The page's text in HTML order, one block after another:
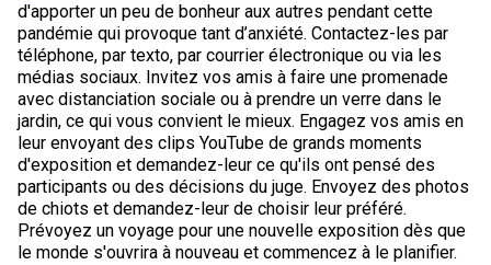
d'apporter un peu de bonheur aux autres pendant cette
pandémie qui provoque tant d’anxiété. Contactez-les par
téléphone, par texto, par courrier électronique ou via les
médias sociaux. Invitez vos amis à faire une promenade
avec distanciation sociale ou à prendre un verre dans le
jardin, ce qui vous convient le mieux. Engagez vos amis en
leur envoyant des clips YouTube de grands moments
d'exposition et demandez-leur ce qu'ils ont pensé des
participants ou des décisions du juge. Envoyez des photos
de chiots et demandez-leur de choisir leur préféré.
Prévoyez un voyage pour une nouvelle exposition dès que
le monde s'ouvrira à nouveau et commencez à le planifier.